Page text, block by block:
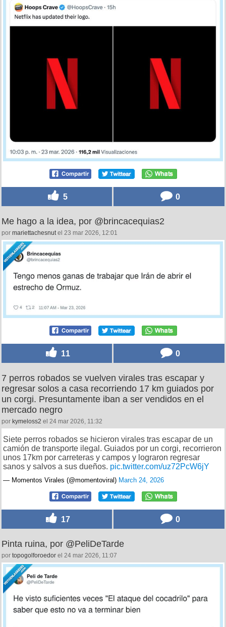
5 0
Me hago a la idea, por @brincacequias2
por mariettachesnut el 23 mar 2026, 12:01
11 0
7 perros robados se vuelven virales tras escapar y
regresar solos a casa recorriendo 17 km guiados por
un corgi. Presuntamente iban a ser vendidos en el
mercado negro
por kymeloss2 el 24 mar 2026, 11:32
Siete perros robados se hicieron virales tras escapar de un
camión de transporte ilegal. Guiados por un corgi, recorrieron
unos 17km por carreteras y campos y lograron regresar
sanos y salvos a sus dueños. pic.twitter.com/uz72PcW6jY
— Momentos Virales (@momentoviral) March 24, 2026
17 0
Pinta ruina, por @PeliDeTarde
por topogolforoedor el 24 mar 2026, 11:07